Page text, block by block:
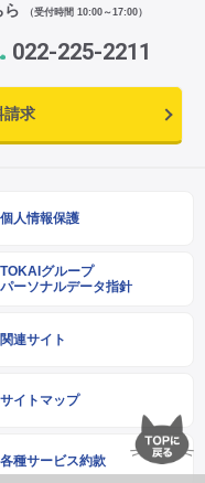
ら （受付時間 10:00～17:00）
022-225-2211
請求
個人情報保護
TOKAIグループ
パーソナルデータ指針
関連サイト
サイトマップ
各種サービス約款